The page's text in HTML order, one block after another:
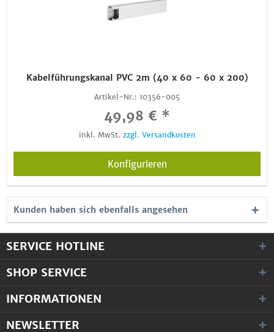
Kabelführungskanal PVC 2m (40 x 60 - 60 x 200)
Artikel-Nr.: 10356-005
49,98 € *
inkl. MwSt. zzgl. Versandkosten
Konfigurieren
Kunden haben sich ebenfalls angesehen
SERVICE HOTLINE
SHOP SERVICE
INFORMATIONEN
NEWSLETTER